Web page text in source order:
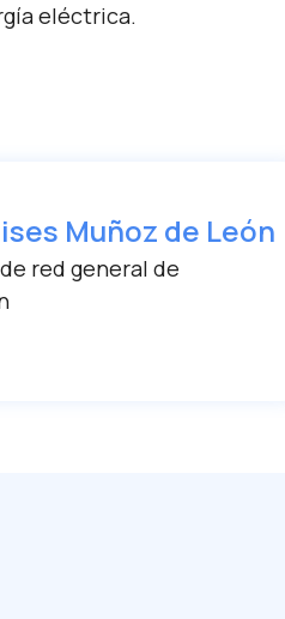
eléctrica.
Muñoz de León
red general de